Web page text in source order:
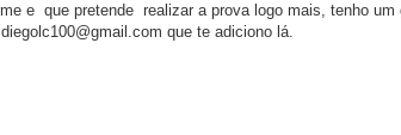
e que pretende realizar a prova logo mais, tenho um
que te adiciono lá.